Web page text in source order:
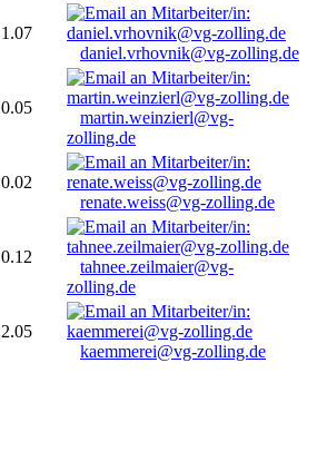
1.07
daniel.vrhovnik@vg-zolling.de
0.05
martin.weinzierl@vg-
zolling.de
0.02
renate.weiss@vg-zolling.de
0.12
tahnee.zeilmaier@vg-
zolling.de
2.05
kaemmerei@vg-zolling.de